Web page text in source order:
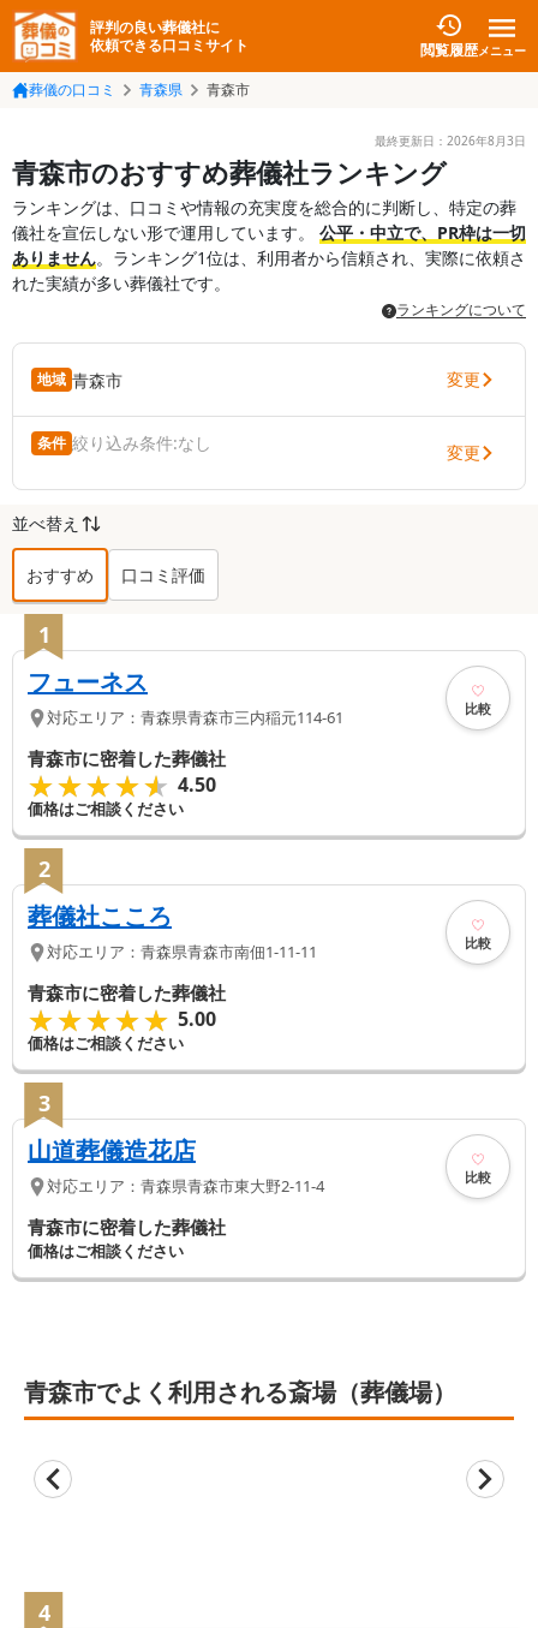
評判の良い葬儀社に
依頼できる口コミサイト
閲覧履歴メニュー
葬儀の口コミ 青森県 青森市
最終更新日： 2026年8月3日
青森市のおすすめ葬儀社ランキング
ランキングは、口コミや情報の充実度を総合的に判断し、特定の葬
儀社を宣伝しない形で運用しています。 公平・中立で、PR枠は一切
ありません。ランキング1位は、利用者から信頼され、実際に依頼さ
れた実績が多い葬儀社です。
ランキングについて
地域 青森市 変更
条件 絞り込み条件:なし 変更
並べ替え
おすすめ 口コミ評価
青森市
1
フューネス
対応エリア： 青森県青森市三内稲元114-61 比較
青森市に密着した葬儀社
★★★★★
★★★★★ 4.50
価格はご相談ください
2
葬儀社こころ
対応エリア： 青森県青森市南佃1-11-11 比較
青森市に密着した葬儀社
★★★★★
★★★★★ 5.00
価格はご相談ください
3
山道葬儀造花店
対応エリア： 青森県青森市東大野2-11-4 比較
青森市に密着した葬儀社
価格はご相談ください
青森市でよく利用される斎場（葬儀場）
4